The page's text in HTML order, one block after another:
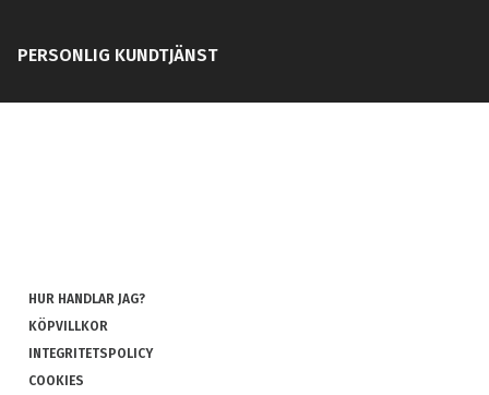
PERSONLIG KUNDTJÄNST
HUR HANDLAR JAG?
KÖPVILLKOR
INTEGRITETSPOLICY
COOKIES